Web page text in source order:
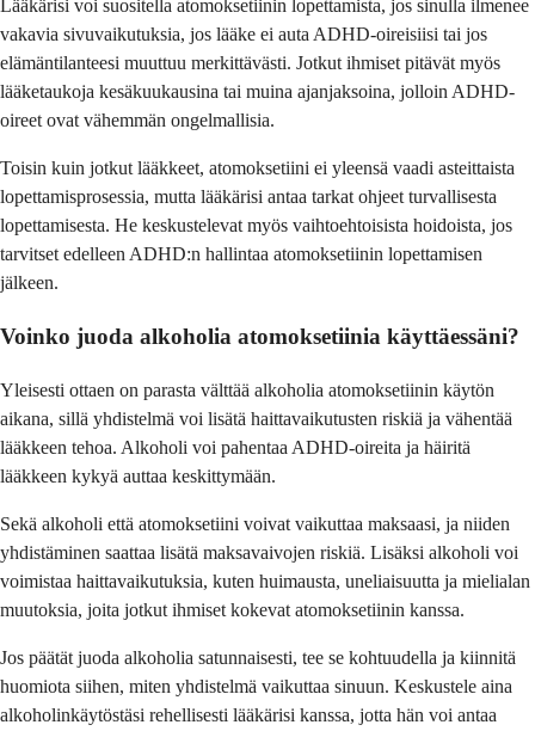
Lääkärisi voi suositella atomoksetiinin lopettamista, jos sinulla ilmenee
vakavia sivuvaikutuksia, jos lääke ei auta ADHD-oireisiisi tai jos
elämäntilanteesi muuttuu merkittävästi. Jotkut ihmiset pitävät myös
lääketaukoja kesäkuukausina tai muina ajanjaksoina, jolloin ADHD-
oireet ovat vähemmän ongelmallisia.
Toisin kuin jotkut lääkkeet, atomoksetiini ei yleensä vaadi asteittaista
lopettamisprosessia, mutta lääkärisi antaa tarkat ohjeet turvallisesta
lopettamisesta. He keskustelevat myös vaihtoehtoisista hoidoista, jos
tarvitset edelleen ADHD:n hallintaa atomoksetiinin lopettamisen
jälkeen.
Voinko juoda alkoholia atomoksetiinia käyttäessäni?
Yleisesti ottaen on parasta välttää alkoholia atomoksetiinin käytön
aikana, sillä yhdistelmä voi lisätä haittavaikutusten riskiä ja vähentää
lääkkeen tehoa. Alkoholi voi pahentaa ADHD-oireita ja häiritä
lääkkeen kykyä auttaa keskittymään.
Sekä alkoholi että atomoksetiini voivat vaikuttaa maksaasi, ja niiden
yhdistäminen saattaa lisätä maksavaivojen riskiä. Lisäksi alkoholi voi
voimistaa haittavaikutuksia, kuten huimausta, uneliaisuutta ja mielialan
muutoksia, joita jotkut ihmiset kokevat atomoksetiinin kanssa.
Jos päätät juoda alkoholia satunnaisesti, tee se kohtuudella ja kiinnitä
huomiota siihen, miten yhdistelmä vaikuttaa sinuun. Keskustele aina
alkoholinkäytöstäsi rehellisesti lääkärisi kanssa, jotta hän voi antaa